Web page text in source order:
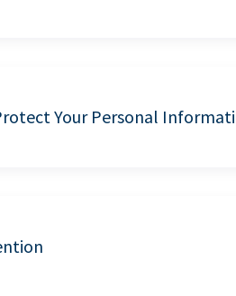
Your Personal